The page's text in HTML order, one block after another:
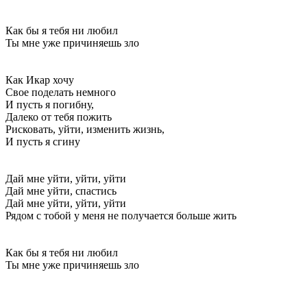
Как бы я тебя ни любил
Ты мне уже причиняешь зло
Как Икар хочу
Свое поделать немного
И пусть я погибну,
Далеко от тебя пожить
Рисковать, уйти, изменить жизнь,
И пусть я сгину
Дай мне уйти, уйти, уйти
Дай мне уйти, спастись
Дай мне уйти, уйти, уйти
Рядом с тобой у меня не получается больше жить
Как бы я тебя ни любил
Ты мне уже причиняешь зло